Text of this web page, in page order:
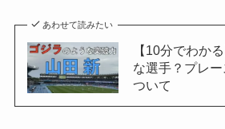
あわせて読みたい
【10分でわか
な選手？プレ
ついて